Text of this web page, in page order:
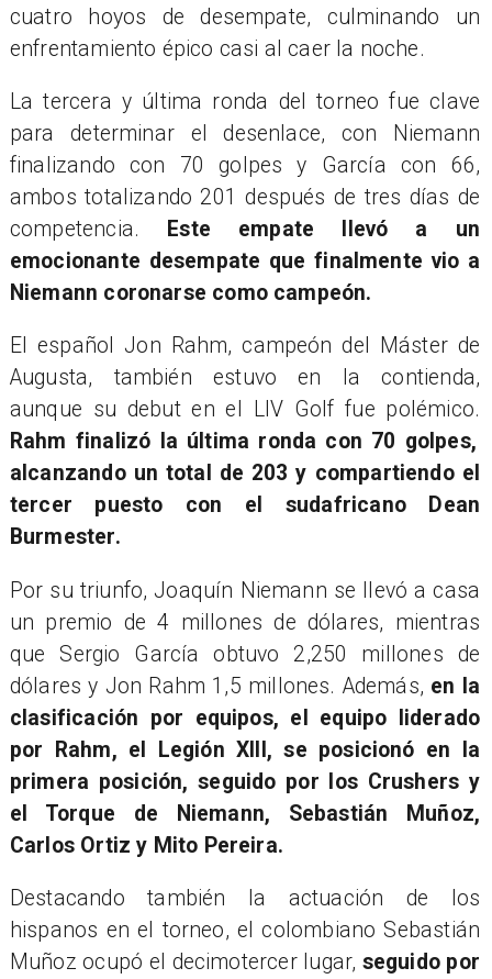
cuatro hoyos de desempate, culminando un
enfrentamiento épico casi al caer la noche.
​La tercera y última ronda del torneo fue clave
para determinar el desenlace, con Niemann
finalizando con 70 golpes y García con 66,
ambos totalizando 201 después de tres días de
competencia.
Este empate llevó a un
emocionante desempate que finalmente vio a
Niemann coronarse como campeón.
El español Jon Rahm, campeón del Máster de
Augusta, también estuvo en la contienda,
aunque su debut en el LIV Golf fue polémico.
Rahm finalizó la última ronda con 70 golpes,
alcanzando un total de 203 y compartiendo el
tercer puesto con el sudafricano Dean
Burmester.
​Por su triunfo, Joaquín Niemann se llevó a casa
un premio de 4 millones de dólares, mientras
que Sergio García obtuvo 2,250 millones de
dólares y Jon Rahm 1,5 millones. Además, en la
clasificación por equipos, el equipo liderado
por Rahm, el Legión XIII, se posicionó en la
primera posición, seguido por los Crushers y
el Torque de Niemann, Sebastián Muñoz,
Carlos Ortiz y Mito Pereira.
​Destacando también la actuación de los
hispanos en el torneo, el colombiano Sebastián
Muñoz ocupó el decimotercer lugar, seguido por